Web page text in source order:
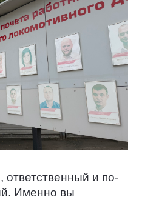
и по-
Именно вы